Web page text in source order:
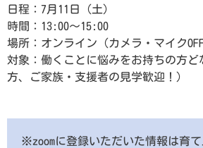
日程：7月11日（土）
時間：13:00～15:00
場所：オンライン（カメラ・マイクOFF
対象：働くことに悩みをお持ちの方
方、ご家族・支援者の見学歓迎！）
※zoomに登録いただいた情報は育